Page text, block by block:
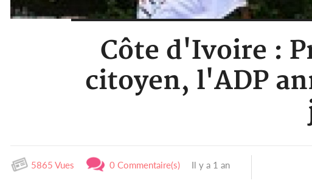
Côte d'Ivoire :
citoyen, l'ADP
5865 Vues 0 Commentaire(s) Il y a 1 an